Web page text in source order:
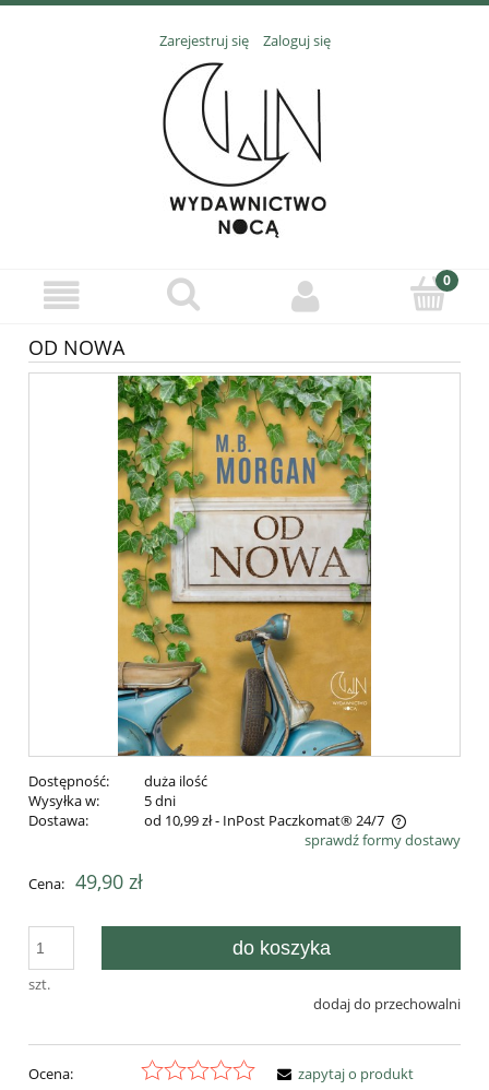
Zarejestruj się Zaloguj się
OD NOWA
Dostępność:
duża ilość
Wysyłka w:
5 dni
Dostawa:
od 10,99 zł- InPost Paczkomat® 24/7
Cena nie zawiera ewentualnych kosztów płatnościsprawdź formy dostawy
Cena: 49,90 zł
szt.
do koszyka
dodaj do przechowalni
Ocena:
zapytaj o produkt